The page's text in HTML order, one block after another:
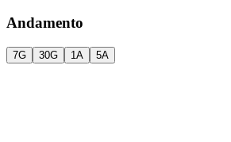
Andamento
7G 30G 1A 5A